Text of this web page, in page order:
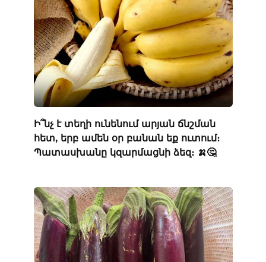
Ի՞նչ է տեղի ունենում արյան ճնշման
հետ, երբ ամեն օր բանան եք ուտում։
Պատասխանը կզարմացնի ձեզ։ 🍌🤔